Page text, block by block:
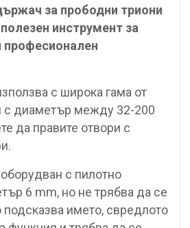
за прободни триони
полезен инструмент за
професионален
с широка гама от
с диаметър между 32-200
да правите отвори с
с пилотно
6 mm, но не трябва да се
подсказва името, свредлото